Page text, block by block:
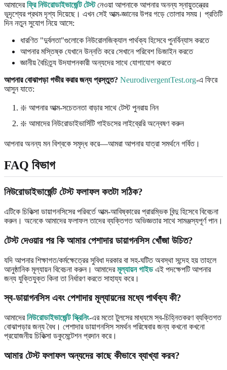
আমাদেরফ্রি নিউরোডাইভার্জেন্ট টেস্টনেওয়া আপনাকে আপনার অনন্য স্নায়ুতন্ত্রের
ভূদৃশ্যের প্রথম দৃশ্য দিয়েছে। এখন সেই আত্ম-জ্ঞানের উপর গড়ে তোলার সময়। প্রতিটি
দিন নতুন সুযোগ নিয়ে আসে:
ধারণিত "দুর্বলতা"গুলোকে নিউরোলজিক্যাল পার্থক্য হিসেবে পুনর্বিন্যাস করতে
আপনার মস্তিষ্ক যেখানে উন্নতি করে সেখানে পরিবেশ ডিজাইন করতে
জ্ঞানীয় বৈচিত্র্য উদযাপনকারী অন্যদের সাথে যোগাযোগ করতে
আপনার বোঝাপড়া গভীর করার জন্য প্রস্তুত? NeurodivergentTest.org-এ ফিরে
আসুন যাতে:
❇️ আপনার আত্ম-সচেতনতা বাড়ার সাথে টেস্ট পুনরায় নিন
❇️ আমাদের নিউরোডাইভার্সিটি গাইডসের লাইব্রেরি অন্বেষণ করুন
আপনার অনন্য মন বিশ্বকে সমৃদ্ধ করে—আমরা আপনার যাত্রা সমর্থনে গর্বিত।
FAQ বিভাগ
নিউরোডাইভার্জেন্ট টেস্ট ফলাফল কতটা সঠিক?
এটিকে চিকিত্সা ডায়াগনসিসের পরিবর্তে আত্ম-আবিষ্কারের প্রারম্ভিক বিন্দু হিসেবে বিবেচনা
করুন। অনেকে আমাদের ফলাফল তাদের ব্যক্তিগত অভিজ্ঞতার সাথে সামঞ্জস্যপূর্ণ পান।
টেস্ট দেওয়ার পর কি আমার পেশাদার ডায়াগনসিস খোঁজা উচিত?
যদি আপনার শিক্ষাগত/কর্মক্ষেত্রের সুবিধা দরকার বা সহ-ঘটিত অবস্থা সন্দেহ হয় তাহলে
আনুষ্ঠানিক মূল্যায়ন বিবেচনা করুন। আমাদেরমূল্যায়ন গাইডএই পদক্ষেপটি আপনার
জন্য যুক্তিযুক্ত কিনা তা নির্ধারণ করতে সাহায্য করে।
স্ব-ডায়াগনসিস এবং পেশাদার মূল্যায়নের মধ্যে পার্থক্য কী?
আমাদেরনিউরোডাইভার্জেন্ট স্ক্রিনিং-এর মতো টুলসের মাধ্যমে স্ব-চিহ্নিতকরণ ব্যক্তিগত
বোঝাপড়ার জন্য বৈধ। পেশাদার ডায়াগনসিস সমর্থন পরিষেবার জন্য কখনো কখনো
প্রয়োজনীয় চিকিত্সা ডকুমেন্টেশন প্রদান করে।
আমার টেস্ট ফলাফল অন্যদের কাছে কীভাবে ব্যাখ্যা করব?